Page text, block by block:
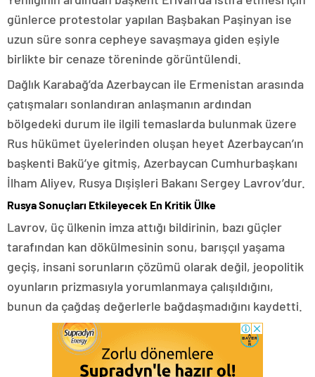
günlerce protestolar yapılan Başbakan Paşinyan ise
uzun süre sonra cepheye savaşmaya giden eşiyle
birlikte bir cenaze töreninde görüntülendi.
Dağlık Karabağ’da Azerbaycan ile Ermenistan arasında
çatışmaları sonlandıran anlaşmanın ardından
bölgedeki durum ile ilgili temaslarda bulunmak üzere
Rus hükümet üyelerinden oluşan heyet Azerbaycan’ın
başkenti Bakü’ye gitmiş, Azerbaycan Cumhurbaşkanı
İlham Aliyev, Rusya Dışişleri Bakanı Sergey Lavrov’dur.
Rusya Sonuçları Etkileyecek En Kritik Ülke
Lavrov, üç ülkenin imza attığı bildirinin, bazı güçler
tarafından kan dökülmesinin sonu, barışçıl yaşama
geçiş, insani sorunların çözümü olarak değil, jeopolitik
oyunların prizmasıyla yorumlanmaya çalışıldığını,
bunun da çağdaş değerlerle bağdaşmadığını kaydetti.